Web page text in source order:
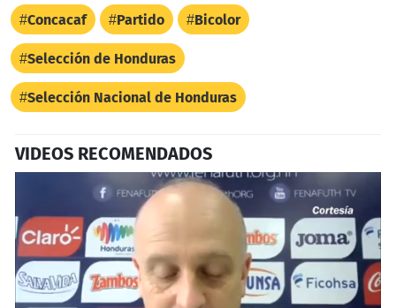
Concacaf Partido Bicolor
Selección de Honduras
Selección Nacional de Honduras
VIDEOS RECOMENDADOS